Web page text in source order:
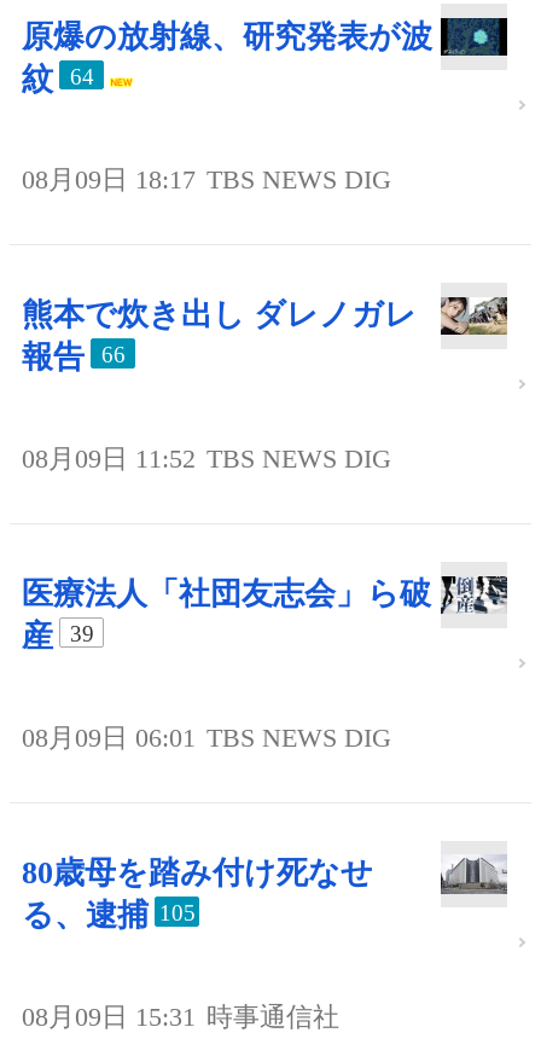
原爆の放射線、研究発表が波
紋
64
08月09日 18:17 TBS NEWS DIG
熊本で炊き出し ダレノガレ
報告
66
08月09日 11:52 TBS NEWS DIG
医療法人「社団友志会」ら破
産
39
08月09日 06:01 TBS NEWS DIG
80歳母を踏み付け死なせ
る、逮捕 105
08月09日 15:31 時事通信社